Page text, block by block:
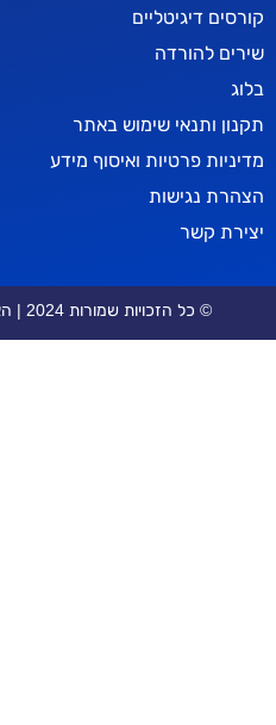
שימוש באתר
ואיסוף מידע
שמורות 2024 | האתר נבנה על ידי